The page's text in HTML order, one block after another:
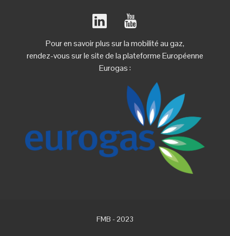
Pour en savoir plus sur la mobilité au gaz,
rendez-vous sur le site de la plateforme Européenne
Eurogas :
FMB - 2023